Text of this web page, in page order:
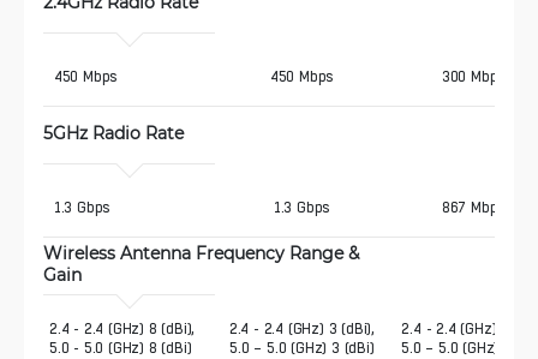
450 Mbps 450 Mbps 300 Mbps
5GHz Radio Rate
1.3 Gbps 1.3 Gbps 867 Mbps
Wireless Antenna Frequency Range &
Gain
2.4 - 2.4 (GHz) 8 (dBi),
5.0 - 5.0 (GHz) 8 (dBi)
2.4 - 2.4 (GHz) 3 (dBi),
5.0 – 5.0 (GHz) 3 (dBi)
2.4 - 2.4 (GHz) 1
5.0 – 5.0 (GHz) 2